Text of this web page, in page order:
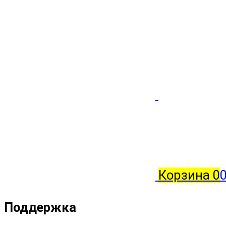
Корзина 0
Поддержка